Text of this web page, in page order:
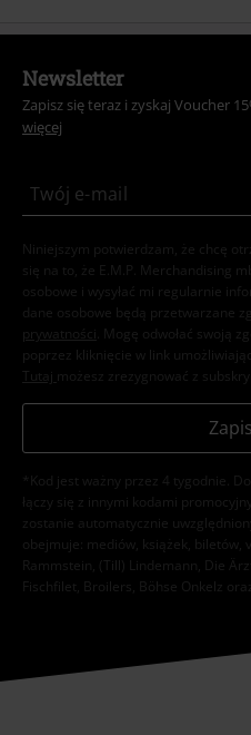
Newsletter
Zapisz się teraz i zyskaj Voucher
więcej
Niniejszym potwierdzam, że chcę
się na to, że E.M.P. Merchandising
osobowe i wysyłać mi regularnie
dane osobowe będą przetwarzane
prywatności . Mogę odwołać swoją
poprzez kliknięcie w link
Tutaj możesz zrezygnować z
*Kod jest ważny przez 4 tygodnie.
łączy się z innymi kodami
zostanie automatycznie
obejmuje: mediów, książek, biletów,
Rammstein, (Till) Lindemann, Die
Fischfilet, Broilers, Böhse Onkelz